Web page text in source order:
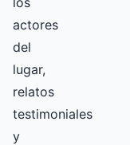
actores
del
lugar,
relatos
testimoniales
y